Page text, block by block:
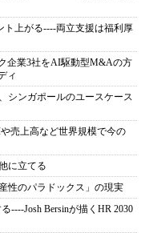
ト上がる----両立支援は福利厚
企業3社をAI駆動型M&Aの方
ィ
シンガポールのユースケース
売上高など世界規模で今の
に立てる
性のパラドックス」の現実
----Josh Bersinが描くHR 2030